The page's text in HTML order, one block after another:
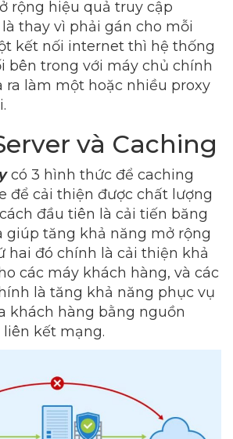
rộng hiệu quả truy cập
thay vì phải gán cho mỗi
kết nối internet thì hệ thống
bên trong với máy chủ chính
ra làm một hoặc nhiều proxy
và Caching
có 3 hình thức để caching
để cải thiện được chất lượng
đầu tiên là cải tiến băng
giúp tăng khả năng mở rộng
hai đó chính là cải thiện khả
các máy khách hàng, và các
là tăng khả năng phục vụ
khách hàng bằng nguồn
kết mạng.